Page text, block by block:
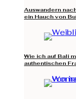
Auswandern
ein Hauch von
Wie ich auf Bali
authentischen